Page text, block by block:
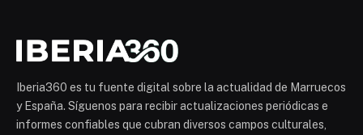
Iberia360 es tu fuente digital sobre la actualidad de Marruecos
y España. Síguenos para recibir actualizaciones periódicas e
informes confiables que cubran diversos campos culturales,